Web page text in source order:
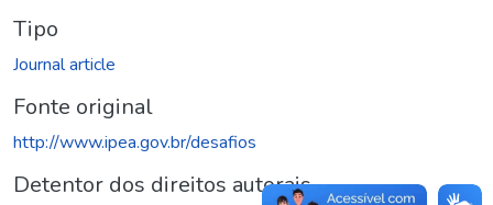
Tipo
Journal article
Fonte original
http://www.ipea.gov.br/desafios
Detentor dos direitos autorais